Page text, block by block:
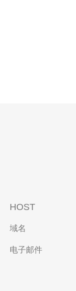
HOST
域名
电子邮件